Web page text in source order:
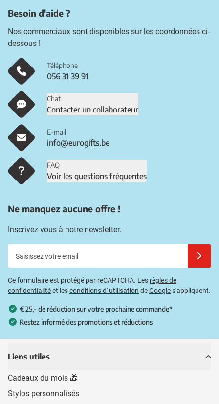
Besoin d'aide ?
Nos commerciaux sont disponibles sur les coordonnées ci-
dessous !
Téléphone
056 31 39 91
Chat
Contacter un collaborateur
E-mail
info@eurogifts.be
FAQ
Voir les questions fréquentes
Ne manquez aucune offre !
Inscrivez-vous à notre newsletter.
Ce formulaire est protégé par reCAPTCHA. Les règles de
confidentialitéet lesconditions d' utilisation deGoogles'appliquent.
€ 25,- de réduction sur votre prochaine commande*
Restez informé des promotions et réductions
Liens utiles
Cadeaux du mois 🎁
Stylos personnalisés